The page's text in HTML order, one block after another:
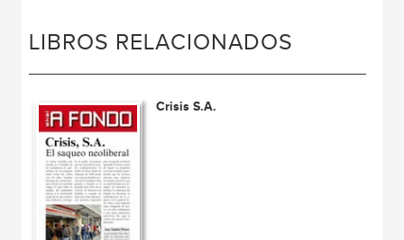
LIBROS RELACIONADOS
Crisis S.A.